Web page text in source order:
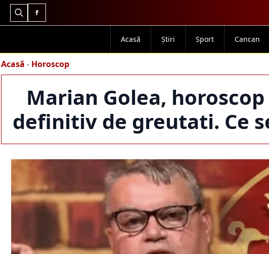
Search
Acasă Știri Sport Cancan
Acasă - Horoscop
Marian Golea,
definitiv de greutati. Ce